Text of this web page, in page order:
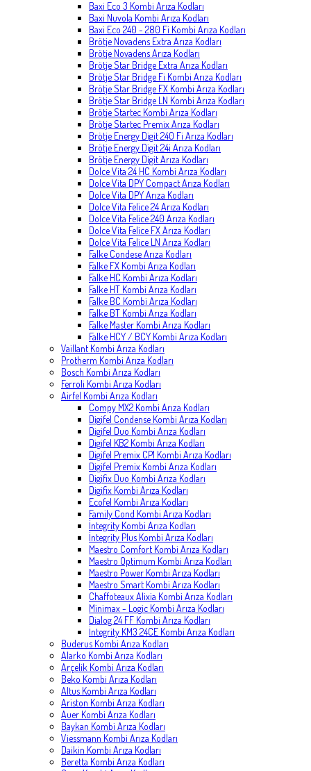
Baxi Eco 3 Kombi Arıza Kodları
Baxi Nuvola Kombi Arıza Kodları
Baxi Eco 240 - 280 Fi Kombi Arıza Kodları
Brötje Novadens Extra Arıza Kodları
Brötje Novadens Arıza Kodları
Brötje Star Bridge Extra Arıza Kodları
Brötje Star Bridge Fi Kombi Arıza Kodları
Brötje Star Bridge FX Kombi Arıza Kodları
Brötje Star Bridge LN Kombi Arıza Kodları
Brötje Startec Kombi Arıza Kodları
Brötje Startec Premix Arıza Kodları
Brötje Energy Digit 240 Fi Arıza Kodları
Brötje Energy Digit 24i Arıza Kodları
Brötje Energy Digit Arıza Kodları
Dolce Vita 24 HC Kombi Arıza Kodları
Dolce Vita DPY Compact Arıza Kodları
Dolce Vita DPY Arıza Kodları
Dolce Vita Felice 24 Arıza Kodları
Dolce Vita Felice 240 Arıza Kodları
Dolce Vita Felice FX Arıza Kodları
Dolce Vita Felice LN Arıza Kodları
Falke Condese Arıza Kodları
Falke FX Kombi Arıza Kodları
Falke HC Kombi Arıza Kodları
Falke HT Kombi Arıza Kodları
Falke BC Kombi Arıza Kodları
Falke BT Kombi Arıza Kodları
Falke Master Kombi Arıza Kodları
Falke HCY / BCY Kombi Arıza Kodları
Vaillant Kombi Arıza Kodları
Protherm Kombi Arıza Kodları
Bosch Kombi Arıza Kodları
Ferroli Kombi Arıza Kodları
Airfel Kombi Arıza Kodları
Compy MX2 Kombi Arıza Kodları
Digifel Condense Kombi Arıza Kodları
Digifel Duo Kombi Arıza Kodları
Digifel KB2 Kombi Arıza Kodları
Digifel Premix CP1 Kombi Arıza Kodları
Digifel Premix Kombi Arıza Kodları
Digifix Duo Kombi Arıza Kodları
Digifix Kombi Arıza Kodları
Ecofel Kombi Arıza Kodları
Family Cond Kombi Arıza Kodları
İntegrity Kombi Arıza Kodları
İntegrity Plus Kombi Arıza Kodları
Maestro Comfort Kombi Arıza Kodları
Maestro Optimum Kombi Arıza Kodları
Maestro Power Kombi Arıza Kodları
Maestro Smart Kombi Arıza Kodları
Chaffoteaux Alixia Kombi Arıza Kodları
Minimax - Logic Kombi Arıza Kodları
Dialog 24 FF Kombi Arıza Kodları
İntegrity KM3 24CE Kombi Arıza Kodları
Buderus Kombi Arıza Kodları
Alarko Kombi Arıza Kodları
Arçelik Kombi Arıza Kodları
Beko Kombi Arıza Kodları
Altus Kombi Arıza Kodları
Ariston Kombi Arıza Kodları
Auer Kombi Arıza Kodları
Baykan Kombi Arıza Kodları
Viessmann Kombi Arıza Kodları
Daikin Kombi Arıza Kodları
Beretta Kombi Arıza Kodları